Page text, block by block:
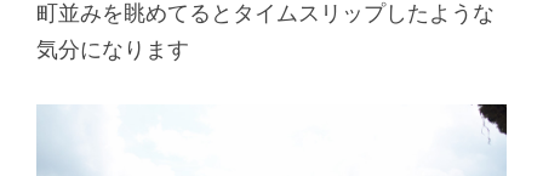
町並みを眺めてるとタイムスリップしたような
気分になります